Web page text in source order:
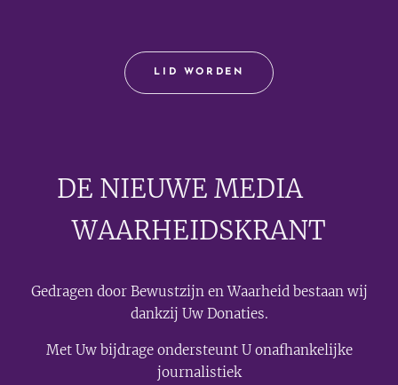
LID WORDEN
DE NIEUWE MEDIA🟣
WAARHEIDSKRANT
Gedragen door Bewustzijn en Waarheid bestaan wij
dankzij Uw Donaties.
Met Uw bijdrage ondersteunt U onafhankelijke
journalistiek